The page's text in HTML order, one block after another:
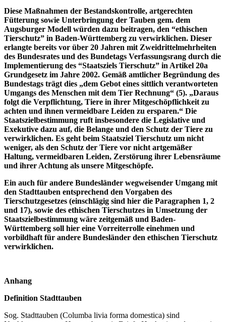
Diese Maßnahmen der Bestandskontrolle, artgerechten
Fütterung sowie Unterbringung der Tauben gem. dem
Augsburger Modell würden dazu beitragen, den “ethischen
Tierschutz” in Baden-Württemberg zu verwirklichen. Dieser
erlangte bereits vor über 20 Jahren mit Zweidrittelmehrheiten
des Bundesrates und des Bundetags Verfassungsrang durch die
Implementierung des “Staatsziels Tierschutz” in Artikel 20a
Grundgesetz im Jahre 2002. Gemäß amtlicher Begründung des
Bundestags trägt dies „dem Gebot eines sittlich verantworteten
Umgangs des Menschen mit dem Tier Rechnung“ (5). „Daraus
folgt die Verpflichtung, Tiere in ihrer Mitgeschöpflichkeit zu
achten und ihnen vermeidbare Leiden zu ersparen.“ Die
Staatszielbestimmung ruft insbesondere die Legislative und
Exekutive dazu auf, die Belange und den Schutz der Tiere zu
verwirklichen. Es geht beim Staatsziel Tierschutz um nicht
weniger, als den Schutz der Tiere vor nicht artgemäßer
Haltung, vermeidbaren Leiden, Zerstörung ihrer Lebensräume
und ihrer Achtung als unsere Mitgeschöpfe.
Ein auch für andere Bundesländer wegweisender Umgang mit
den Stadttauben entsprechend den Vorgaben des
Tierschutzgesetzes (einschlägig sind hier die Paragraphen 1, 2
und 17), sowie des ethischen Tierschutzes in Umsetzung der
Staatszielbestimmung wäre zeitgemäß und Baden-
Württemberg soll hier eine Vorreiterrolle einehmen und
vorbildhaft für andere Bundesländer den ethischen Tierschutz
verwirklichen.
Anhang
Definition Stadttauben
Sog. Stadttauben (Columba livia forma domestica) sind